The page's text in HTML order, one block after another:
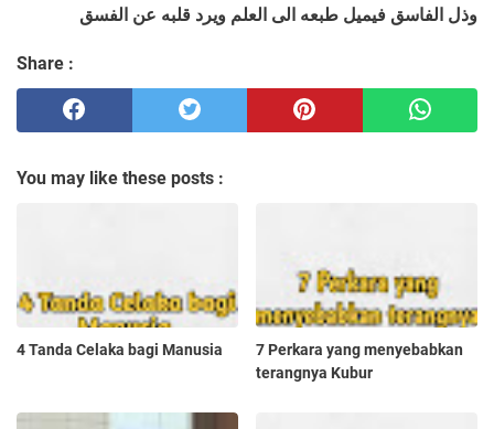
وذل الفاسق فيميل طبعه الى العلم ويرد قلبه عن الفسق
Share :
You may like these posts :
4 Tanda Celaka bagi Manusia
7 Perkara yang menyebabkan
terangnya Kubur